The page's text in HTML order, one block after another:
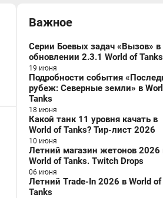
Важное
Серии Боевых задач «Вызов» в
обновлении 2.3.1 World of Tanks
19 июня
Подробности события
рубеж: Северные земли» в
Tanks
18 июня
Какой танк 11 уровня качать в
World of Tanks? Тир-лист 2026
10 июня
Летний магазин жетонов 2026
World of Tanks. Twitch Drops
06 июня
Летний Trade-In 2026 в World of
Tanks